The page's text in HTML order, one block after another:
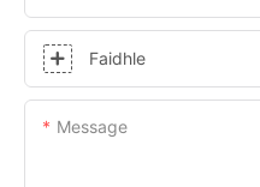
Faidhle
Message